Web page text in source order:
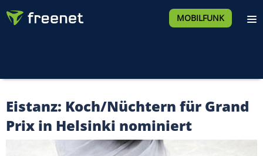
MOBILFUNK
Eistanz: Koch/Nüchtern für Grand
Prix in Helsinki nominiert